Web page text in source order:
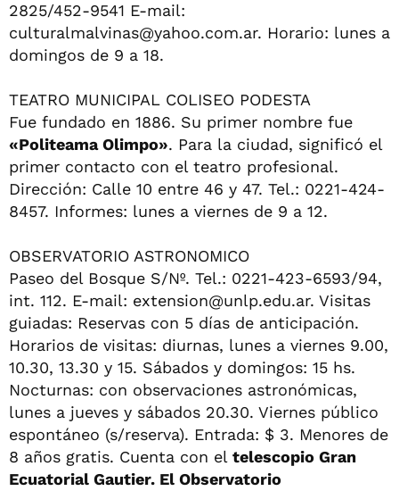
2825/452-9541 E-mail:
culturalmalvinas@yahoo.com.ar. Horario: lunes a
domingos de 9 a 18.
TEATRO MUNICIPAL COLISEO PODESTA
Fue fundado en 1886. Su primer nombre fue
«Politeama Olimpo». Para la ciudad, significó el
primer contacto con el teatro profesional.
Dirección: Calle 10 entre 46 y 47. Tel.: 0221-424-
8457. Informes: lunes a viernes de 9 a 12.
OBSERVATORIO ASTRONOMICO
Paseo del Bosque S/Nº. Tel.: 0221-423-6593/94,
int. 112. E-mail: extension@unlp.edu.ar. Visitas
guiadas: Reservas con 5 días de anticipación.
Horarios de visitas: diurnas, lunes a viernes 9.00,
10.30, 13.30 y 15. Sábados y domingos: 15 hs.
Nocturnas: con observaciones astronómicas,
lunes a jueves y sábados 20.30. Viernes público
espontáneo (s/reserva). Entrada: $ 3. Menores de
8 años gratis. Cuenta con el telescopio Gran
Ecuatorial Gautier. El Observatorio